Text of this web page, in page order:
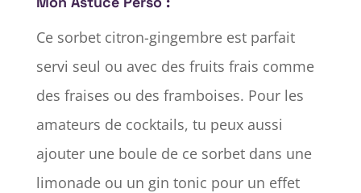
Ce sorbet citron-gingembre est parfait
servi seul ou avec des fruits frais comme
des fraises ou des framboises. Pour les
amateurs de cocktails, tu peux aussi
ajouter une boule de ce sorbet dans une
limonade ou un gin tonic pour un effet